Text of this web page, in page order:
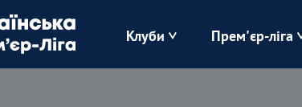
Клуби Прем'єр-ліга